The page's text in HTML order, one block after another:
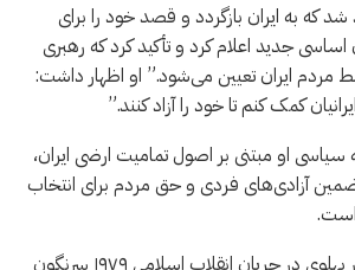
که به ایران بازگردد و قصد خود را برای
جدید اعلام کرد و تأکید کرد که رهبری
مردم ایران تعیین می‌شود.” او اظهار داشت:
کمک کنم تا خود را آزاد کنند.”
سیاسی او مبتنی بر اصول تمامیت ارضی ایران،
آزادی‌های فردی و حق مردم برای انتخاب
است.
شایان ذکر است که پدر پهلوی در جریان انقلاب اسلامی ۱۹۷۹ سرنگون